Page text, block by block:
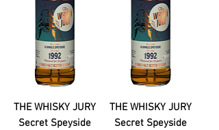
THE WHISKY JURY
Secret Speyside
THE WHISKY JURY
Secret Speyside